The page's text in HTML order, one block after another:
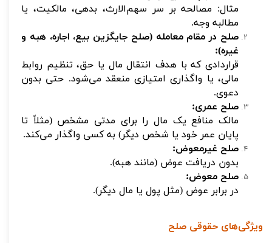
مثال: مصالحه بر سر سهم‌الارث، بدهی، مالکیت، یا
مطالبه وجه.
صلح در مقام معامله (صلح جایگزین بیع، اجاره، هبه و
غیره):
قراردادی که با هدف انتقال مال یا حق، تنظیم روابط
مالی، یا واگذاری امتیازی منعقد می‌شود. حتی بدون
دعوی.
صلح عمری:
مالک منافع یک مال را برای مدتی مشخص (مثلاً تا
پایان عمر خود یا شخص دیگر) به کسی واگذار می‌کند.
صلح غیرمعوض:
بدون دریافت عوض (مانند هبه).
صلح معوض:
در برابر عوض (مثل پول یا مال دیگر).
ویژگی‌های حقوقی صلح